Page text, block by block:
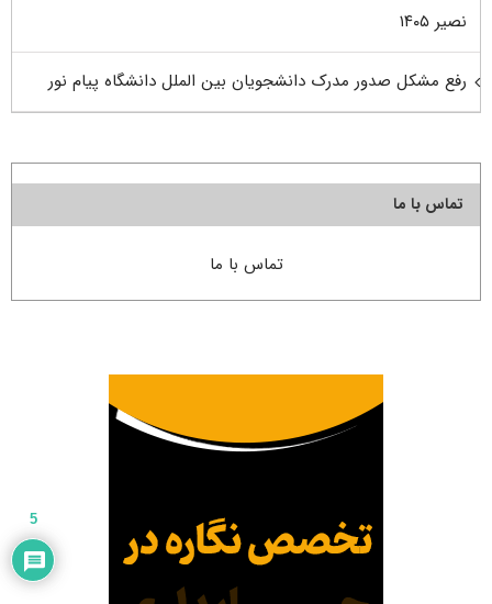
نصیر ۱۴۰۵
رفع مشکل صدور مدرک دانشجویان بین الملل دانشگاه پیام نور
تماس با ما
تماس با ما
5